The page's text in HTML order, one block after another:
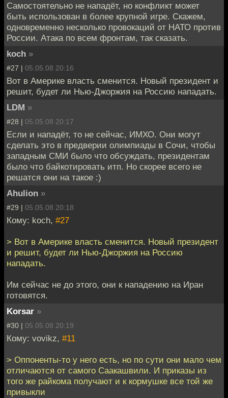
Самостоятельно не нападёт, но конфликт может
быть использован в более крупной игре. Скажем,
одновременно несколько провокаций от НАТО против
России. Атака по всем фронтам, так сказать.
koch »
#27 | 05.05.08 20:16
Вот в Америке власть сменится. Новый президент и
решит, будет ли Нью-Джоржия на Россию нападать.
LDM »
#28 | 05.05.08 20:17
Если и нападёт, то не сейчас, ИМХО. Они могут
сделать это в предверии олимпиады в Сочи, чтобы
западным СМИ было что обсуждать, президентам
было что байкотировать итп. Но скорее всего не
решатся они на такое :)
Ahulion »
#29 | 05.05.08 20:18
Кому: koch, #27
> Вот в Америке власть сменится. Новый президент
и решит, будет ли Нью-Джоржия на Россию
нападать.
Им сейчас не до этого, они к нападению на Иран
готовятся.
Korsar »
#30 | 05.05.08 20:19
Кому: vovikz, #11
> Оппоненты-то у него есть, но по сути они мало чем
отличаются от самого Саакашвили. И приказы из
того же райкома получают и к кормушке все той же
привыкли